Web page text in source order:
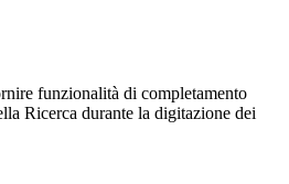
funzionalità di completamento
Ricerca durante la digitazione dei